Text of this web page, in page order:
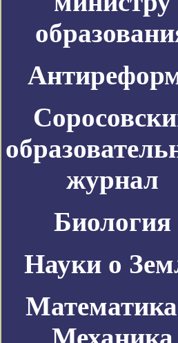
журнал
Биология
Науки о